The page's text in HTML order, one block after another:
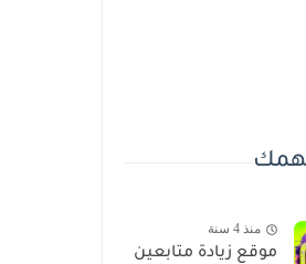
منذ 4 سنة
موقع زيادة متابعين